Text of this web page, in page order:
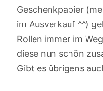
Geschenkpapier
im Ausverkauf ^^)
Rollen immer im
diese nun schön
Gibt es übrigens